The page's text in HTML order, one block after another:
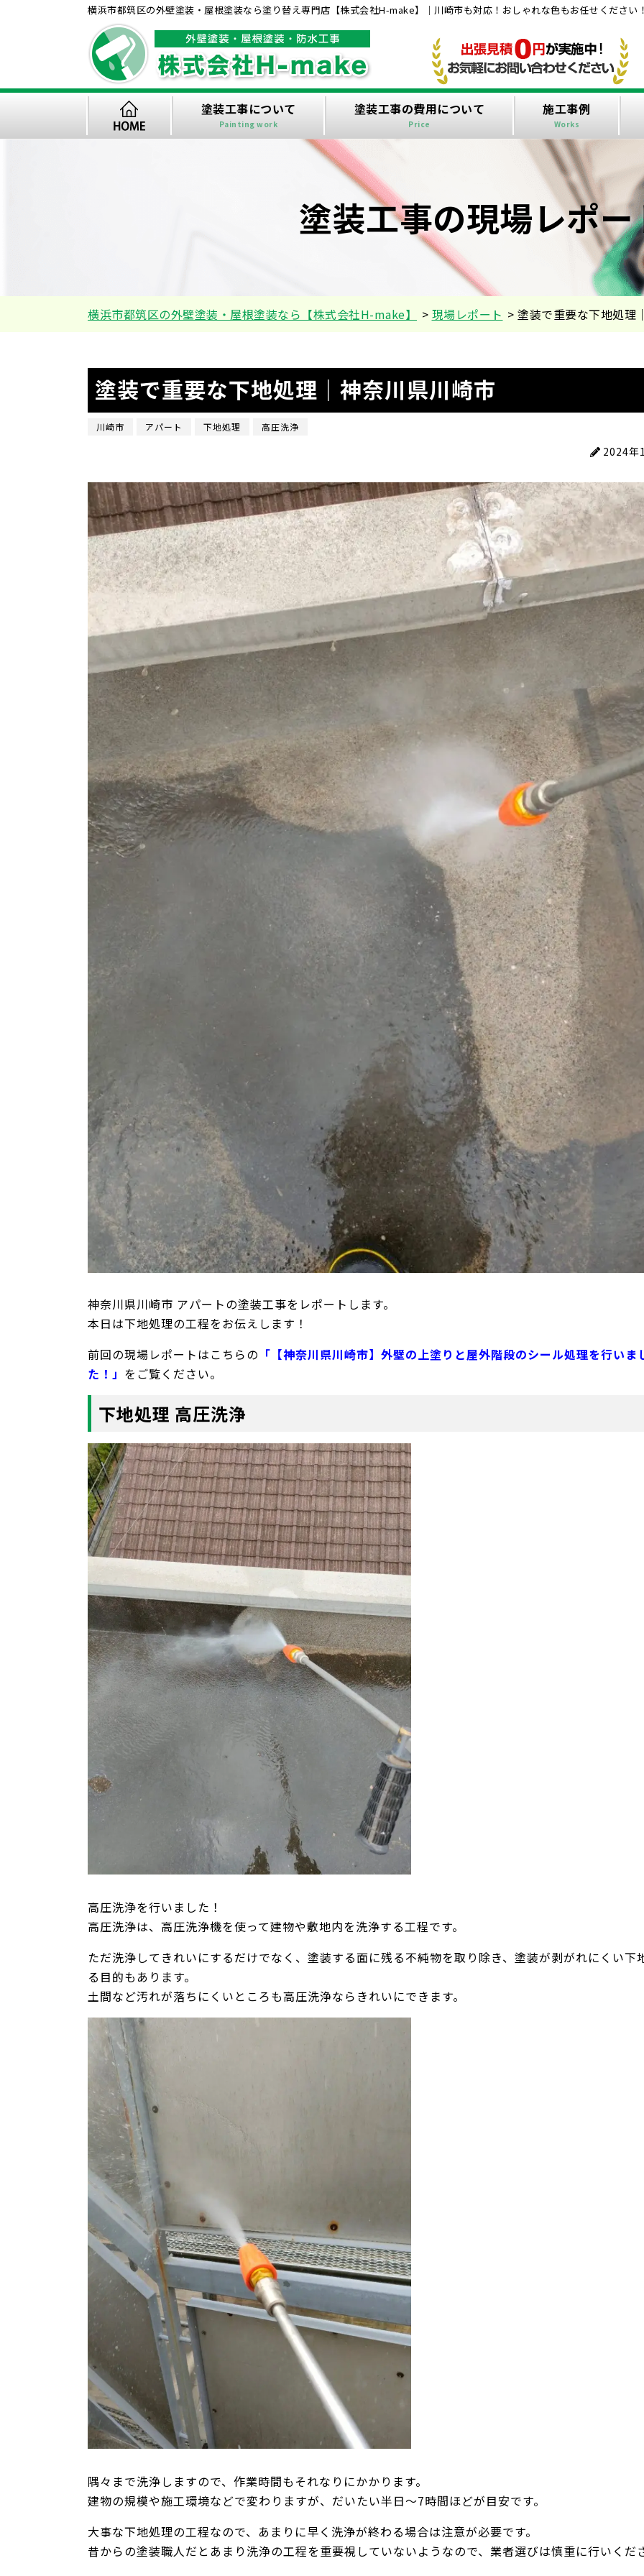
横浜市都筑区の外壁塗装・屋根塗装なら塗り替え専門店【株式会社H-make】｜川崎市も対応！おしゃれな色もお任せください
塗装工事について
Painting work
塗装工事の費用について
Price
施工事例
Works
塗装工事の現場レポー
横浜市都筑区の外壁塗装・屋根塗装なら【株式会社H-make】 > 現場レポート > 塗装で重要な下地処理
塗装で重要な下地処理｜神奈川県川崎市
川崎市 アパート 下地処理 高圧洗浄
2024年
神奈川県川崎市 アパートの塗装工事をレポートします。
本日は下地処理の工程をお伝えします！
前回の現場レポートはこちらの 「【神奈川県川崎市】外壁の上塗りと屋外階段のシール処理を行いま
た！」 をご覧ください。
下地処理 高圧洗浄
高圧洗浄を行いました！
高圧洗浄は、高圧洗浄機を使って建物や敷地内を洗浄する工程です。
ただ洗浄してきれいにするだけでなく、塗装する面に残る不純物を取り除き、塗装が剥がれにくい下
る目的もあります。
土間など汚れが落ちにくいところも高圧洗浄ならきれいにできます。
隅々まで洗浄しますので、作業時間もそれなりにかかります。
建物の規模や施工環境などで変わりますが、だいたい半日〜7時間ほどが目安です。
大事な下地処理の工程なので、あまりに早く洗浄が終わる場合は注意が必要です。
昔からの塗装職人だとあまり洗浄の工程を重要視していないようなので、業者選びは慎重に行いくだ